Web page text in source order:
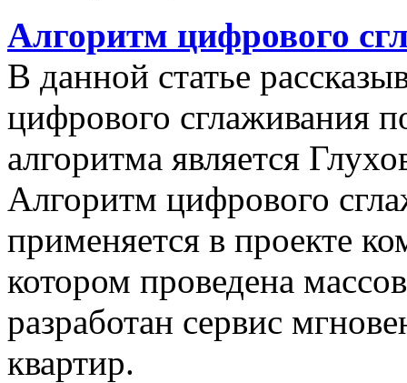
Алгоритм цифрового
В данной статье
цифрового сглаживания
алгоритма является
Алгоритм цифрового
применяется в проекте
котором проведена
разработан сервис
квартир.